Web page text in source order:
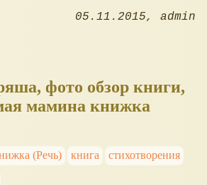
05.11.2015 admin
фото обзор книги,
мамина книжка
(Речь) книга
стихотворения